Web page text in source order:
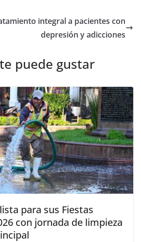
integral a pacientes con
depresión y adicciones
puede gustar
para sus Fiestas
con jornada de limpieza